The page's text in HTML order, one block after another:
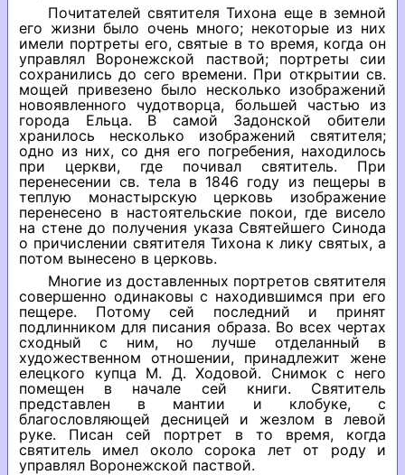
Почитателей святителя Тихона еще в земной
его жизни было очень много; некоторые из них
имели портреты его, святые в то время, когда он
управлял Воронежской паствой; портреты сии
сохранились до сего времени. При открытии св.
мощей привезено было несколько изображений
новоявленного чудотворца, большей частью из
города Ельца. В самой Задонской обители
хранилось несколько изображений святителя;
одно из них, со дня его погребения, находилось
при церкви, где почивал святитель. При
перенесении св. тела в 1846 году из пещеры в
теплую монастырскую церковь изображение
перенесено в настоятельские покои, где висело
на стене до получения указа Святейшего Синода
о причислении святителя Тихона к лику святых, а
потом вынесено в церковь.
Многие из доставленных портретов святителя
совершенно одинаковы с находившимся при его
пещере. Потому сей последний и принят
подлинником для писания образа. Во всех чертах
сходный с ним, но лучше отделанный в
художественном отношении, принадлежит жене
елецкого купца М. Д. Ходовой. Снимок с него
помещен в начале сей книги. Святитель
представлен в мантии и клобуке, с
благословляющей десницей и жезлом в левой
руке. Писан сей портрет в то время, когда
святитель имел около сорока лет от роду и
управлял Воронежской паствой.